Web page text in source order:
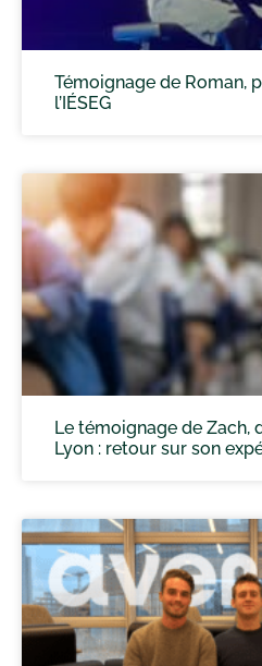
Témoignage de Roman,
l’IÉSEG
Le témoignage de Zach,
Lyon : retour sur son